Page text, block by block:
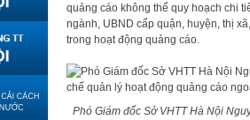
quảng cáo không thể quy hoạch chi
ngành, UBND cấp quận, huyện, thị
trong hoạt động quảng cáo.
Phó Giám đốc Sở VHTT Hà Nội